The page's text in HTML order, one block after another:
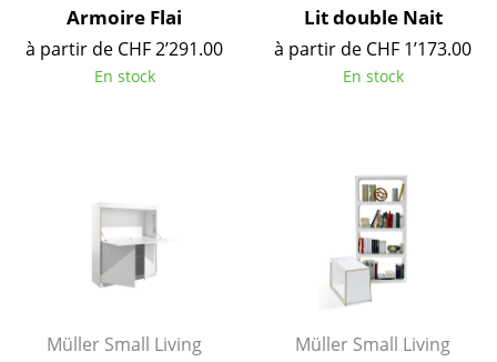
... voir tous les luminaires
Lits
Lits empilables
Lits enfants
Tables de chevet et Accessoires de lit
... voir tous les lits
Armoire Flai
à partir de CHF 2’291.00
En stock
Lit double Nait
à partir de CHF 1’173.00
En stock
Müller Small Living Müller Small Living